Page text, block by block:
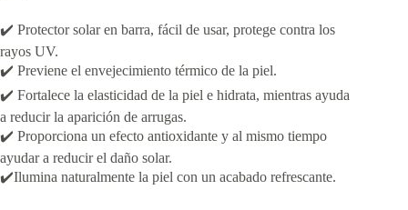
✔️ Protector solar en barra, fácil de usar, protege contra los
rayos UV.
✔️ Previene el envejecimiento térmico de la piel.
✔️ Fortalece la elasticidad de la piel e hidrata, mientras ayuda
a reducir la aparición de arrugas.
✔️ Proporciona un efecto antioxidante y al mismo tiempo
ayudar a reducir el daño solar.
✔️Ilumina naturalmente la piel con un acabado refrescante.